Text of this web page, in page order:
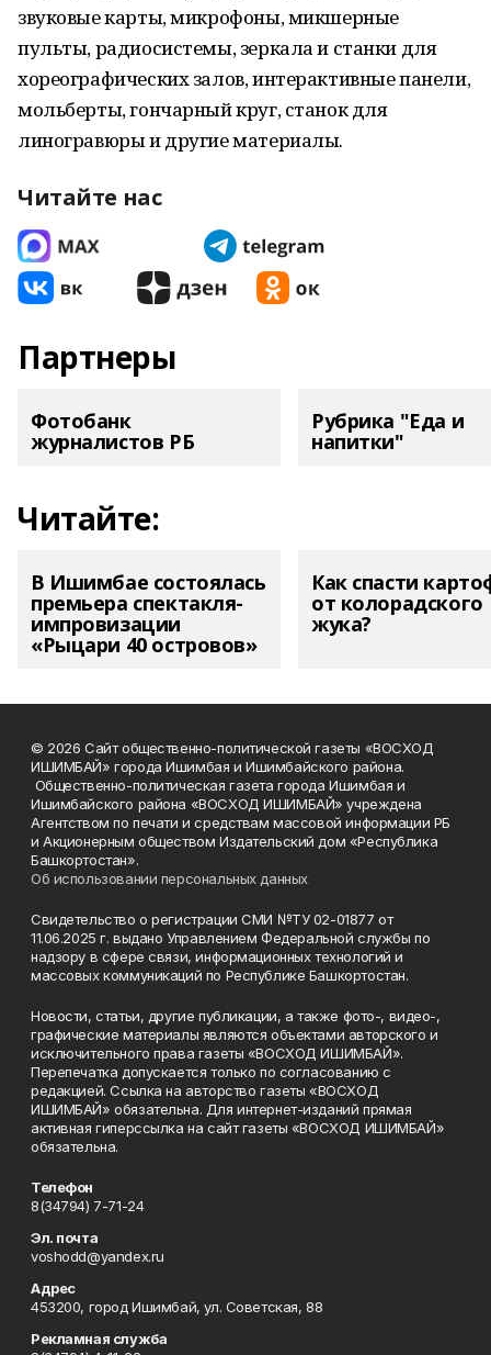
звуковые карты, микрофоны, микшерные
пульты, радиосистемы, зеркала и станки для
хореографических залов, интерактивные панели,
мольберты, гончарный круг, станок для
линогравюры и другие материалы.
Читайте нас
Партнеры
Фотобанк
журналистов РБ
Рубрика "Еда и
напитки"
Читайте:
В Ишимбае состоялась
премьера спектакля-
импровизации
«Рыцари 40 островов»
Как спасти
от колорадского
жука?
© 2026 Сайт общественно-политической газеты «ВОСХОД
ИШИМБАЙ» города Ишимбая и Ишимбайского района.
Общественно-политическая газета города Ишимбая и
Ишимбайского района «ВОСХОД ИШИМБАЙ» учреждена
Агентством по печати и средствам массовой информации РБ
и Акционерным обществом Издательский дом «Республика
Башкортостан».
Об использовании персональных данных
Свидетельство о регистрации СМИ №ТУ 02-01877 от
11.06.2025 г. выдано Управлением Федеральной службы по
надзору в сфере связи, информационных технологий и
массовых коммуникаций по Республике Башкортостан.
Новости, статьи, другие публикации, а также фото-, видео-,
графические материалы являются объектами авторского и
исключительного права газеты «ВОСХОД ИШИМБАЙ».
Перепечатка допускается только по согласованию с
редакцией. Ссылка на авторство газеты «ВОСХОД
ИШИМБАЙ» обязательна. Для интернет-изданий прямая
активная гиперссылка на сайт газеты «ВОСХОД ИШИМБАЙ»
обязательна.
Телефон
8(34794) 7-71-24
Эл. почта
voshodd@yandex.ru
Адрес
453200, город Ишимбай, ул. Советская, 88
Рекламная служба